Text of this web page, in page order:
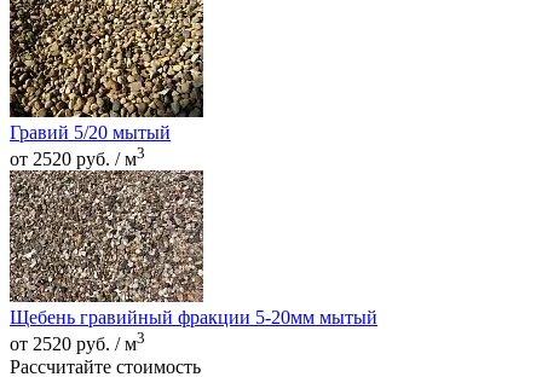
Гравий 5/20 мытый
от 2520 руб. / м3
Щебень гравийный фракции 5-20мм мытый
от 2520 руб. / м3
Рассчитайте стоимость